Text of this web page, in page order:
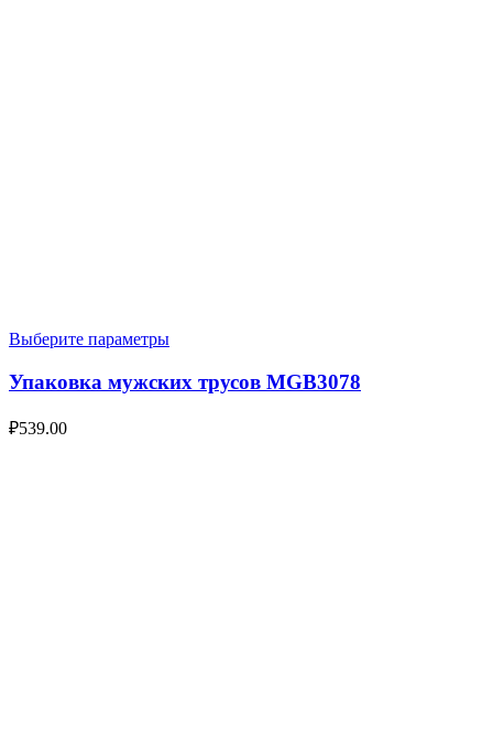
Выберите параметры
Упаковка мужских трусов MGB3078
₽539.00